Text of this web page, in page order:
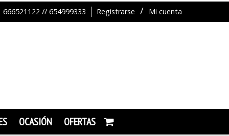
Registrarse Mi cuenta
666521122 // 654999333
OCASIÓN OFERTAS